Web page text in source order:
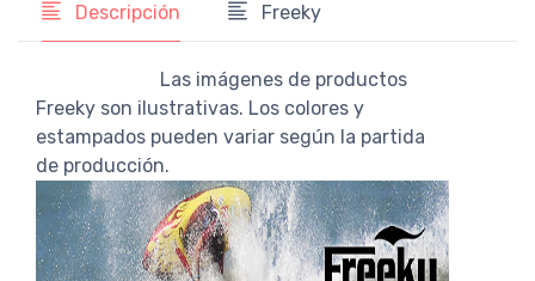
Descripción Freeky
Las imágenes de productos
Freeky son ilustrativas. Los colores y
estampados pueden variar según la partida
de producción.